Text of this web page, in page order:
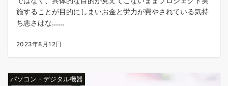
施することが目的にしまいお金と労力が費やされている気持
ち悪さはな......
2023年8月12日
パソコン・デジタル機器